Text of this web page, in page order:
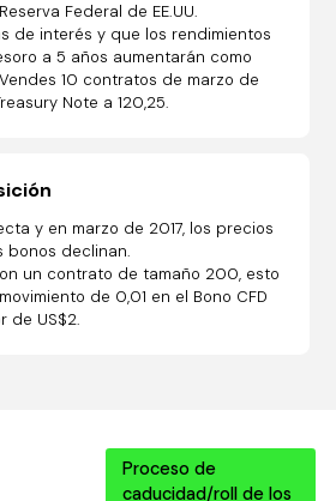
Federal de EE.UU.
de interés y que los rendimientos
a 5 años aumentarán como
10 contratos de marzo de
Note a 120,25.
y en marzo de 2017, los precios
bonos declinan.
un contrato de tamaño 200, esto
de 0,01 en el Bono CFD
de US$2.
Proceso de
caducidad/roll de los